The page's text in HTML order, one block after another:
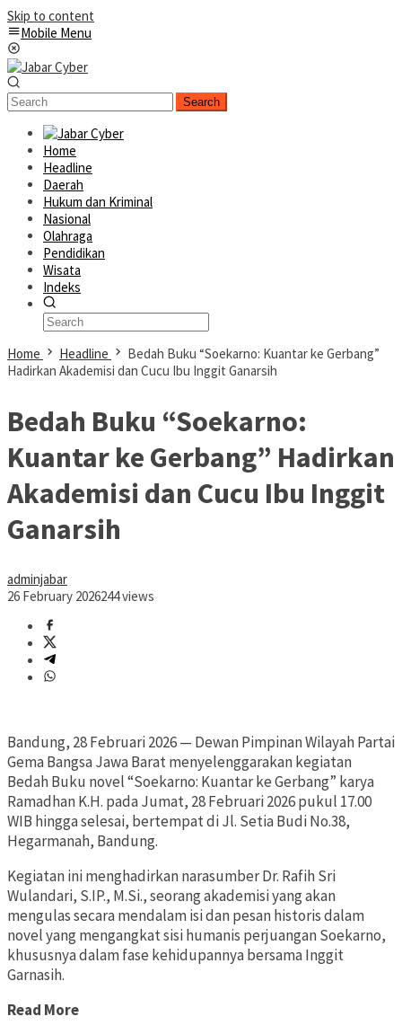
Skip to content
Mobile Menu
Search
Home
Headline
Daerah
Hukum dan Kriminal
Nasional
Olahraga
Pendidikan
Wisata
Indeks
Home Headline
Bedah Buku “Soekarno: Kuantar ke Gerbang”
Hadirkan Akademisi dan Cucu Ibu Inggit Ganarsih
Bedah Buku “Soekarno:
Kuantar ke Gerbang” Hadirkan
Akademisi dan Cucu Ibu Inggit
Ganarsih
adminjabar
26 February 2026244 views
Bandung, 28 Februari 2026 — Dewan Pimpinan Wilayah Partai
Gema Bangsa Jawa Barat menyelenggarakan kegiatan
Bedah Buku novel “Soekarno: Kuantar ke Gerbang” karya
Ramadhan K.H. pada Jumat, 28 Februari 2026 pukul 17.00
WIB hingga selesai, bertempat di Jl. Setia Budi No.38,
Hegarmanah, Bandung.
Kegiatan ini menghadirkan narasumber Dr. Rafih Sri
Wulandari, S.IP., M.Si., seorang akademisi yang akan
mengulas secara mendalam isi dan pesan historis dalam
novel yang mengangkat sisi humanis perjuangan Soekarno,
khususnya dalam fase kehidupannya bersama Inggit
Garnasih.
Read More